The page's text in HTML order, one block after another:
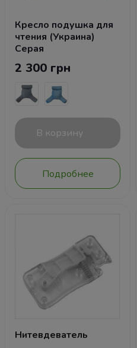
Кресло подушка для
чтения (Украина)
Серая
2 300 грн
В корзину
Подробнее
Нитевдеватель